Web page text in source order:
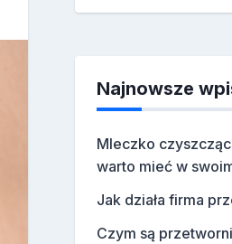
Najnowsze
Mleczko
warto mieć w
Jak działa firma
Czym są